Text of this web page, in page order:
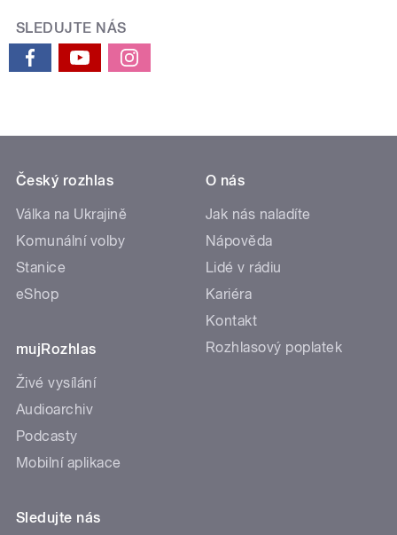
SLEDUJTE NÁS
Český rozhlas
Válka na Ukrajině
Komunální volby
Stanice
eShop
mujRozhlas
Živé vysílání
Audioarchiv
Podcasty
Mobilní aplikace
O nás
Jak nás naladíte
Nápověda
Lidé v rádiu
Kariéra
Kontakt
Rozhlasový poplatek
Sledujte nás